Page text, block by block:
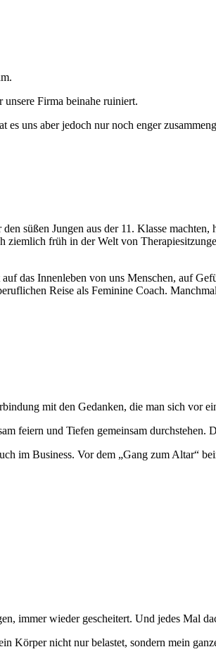
Firma beinahe ruiniert.
uns aber jedoch nur noch enger
süßen Jungen aus der 11. Klasse
früh in der Welt von
das Innenleben von uns Menschen, auf
Reise als Feminine Coach.
mit den Gedanken, die man sich vor
feiern und Tiefen gemeinsam durchstehen.
im Business. Vor dem „Gang zum Altar“
immer wieder gescheitert. Und jedes Mal
nicht nur belastet, sondern mein